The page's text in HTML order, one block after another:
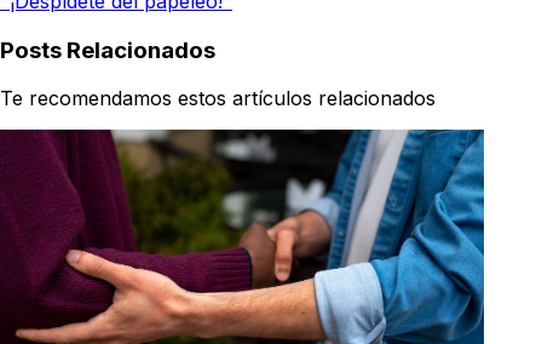
Posts Relacionados
Te recomendamos estos artículos relacionados